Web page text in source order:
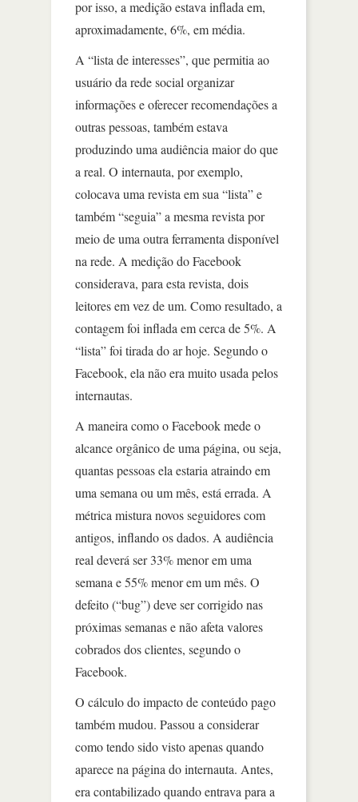
por isso, a medição estava inflada em,
aproximadamente, 6%, em média.
A “lista de interesses”, que permitia ao
usuário da rede social organizar
informações e oferecer recomendações a
outras pessoas, também estava
produzindo uma audiência maior do que
a real. O internauta, por exemplo,
colocava uma revista em sua “lista” e
também “seguia” a mesma revista por
meio de uma outra ferramenta disponível
na rede. A medição do Facebook
considerava, para esta revista, dois
leitores em vez de um. Como resultado, a
contagem foi inflada em cerca de 5%. A
“lista” foi tirada do ar hoje. Segundo o
Facebook, ela não era muito usada pelos
internautas.
A maneira como o Facebook mede o
alcance orgânico de uma página, ou seja,
quantas pessoas ela estaria atraindo em
uma semana ou um mês, está errada. A
métrica mistura novos seguidores com
antigos, inflando os dados. A audiência
real deverá ser 33% menor em uma
semana e 55% menor em um mês. O
defeito (“bug”) deve ser corrigido nas
próximas semanas e não afeta valores
cobrados dos clientes, segundo o
Facebook.
O cálculo do impacto de conteúdo pago
também mudou. Passou a considerar
como tendo sido visto apenas quando
aparece na página do internauta. Antes,
era contabilizado quando entrava para a